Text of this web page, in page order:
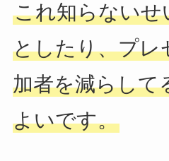
これ知らないせ
としたり、プレ
加者を減らして
よいです。